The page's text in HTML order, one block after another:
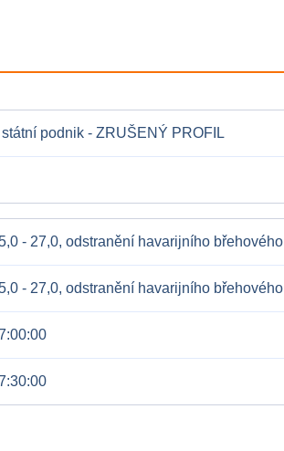
podnik - ZRUŠENÝ PROFIL
- 27,0, odstranění havarijního
- 27,0, odstranění havarijního